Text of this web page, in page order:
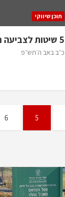
תוכן שיווקי
5 שיטות לצביעה נכונה של בית
כ״ב באב ה׳תש״פ
5
6